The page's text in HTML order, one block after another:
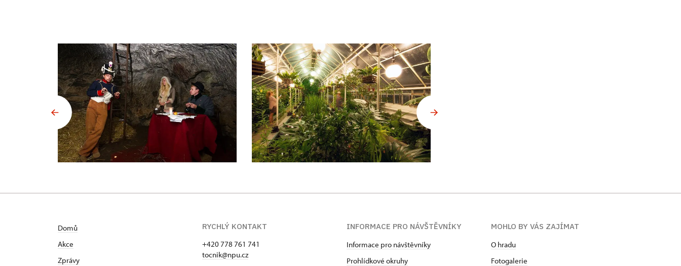
Domů
Akce
Zprávy
RYCHLÝ KONTAKT
+420 778 761 741
tocnik@npu.cz
INFORMACE PRO NÁVŠTĚVNÍKY
Informace pro návštěvníky
Prohlídkové okruhy
MOHLO BY VÁS ZAJÍMAT
O hradu
Fotogalerie